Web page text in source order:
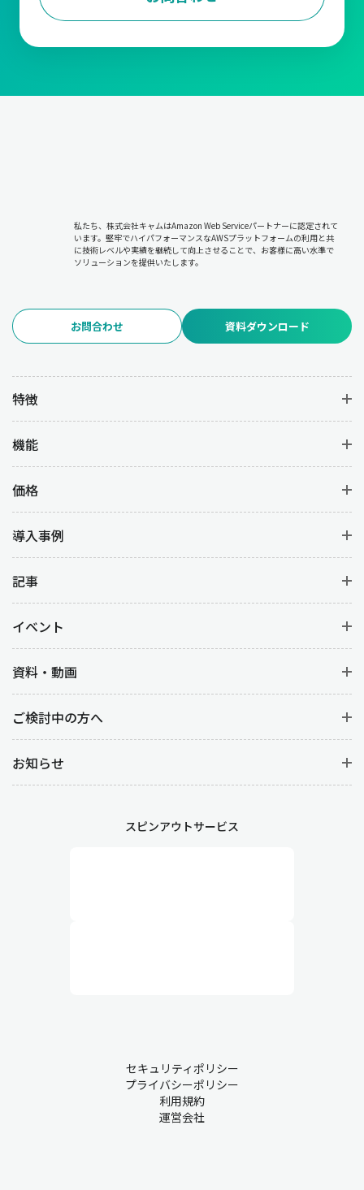
私たち、株式会社キャムはAmazon Web Serviceパートナーに認定されて
います。堅牢でハイパフォーマンスなAWSプラットフォームの利用と共
に技術レベルや実績を継続して向上させることで、お客様に高い水準で
ソリューションを提供いたします。
お問合わせ 資料ダウンロード
特徴
機能
価格
導入事例
記事
イベント
資料・動画
ご検討中の方へ
お知らせ
スピンアウトサービス
セキュリティポリシー
プライバシーポリシー
利用規約
運営会社